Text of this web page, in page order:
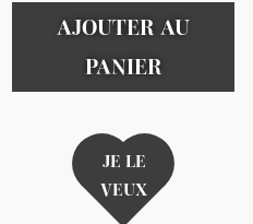
AJOUTER AU
PANIER
JE LE
VEUX